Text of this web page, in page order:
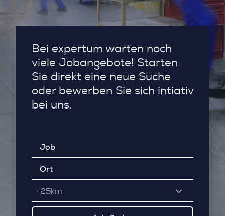
Bei expertum warten noch
viele Jobangebote! Starten
Sie direkt eine neue Suche
oder bewerben Sie sich intiativ
bei uns.
+25km